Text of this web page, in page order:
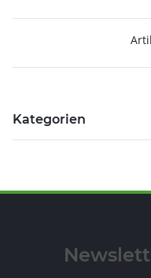
Kategorien